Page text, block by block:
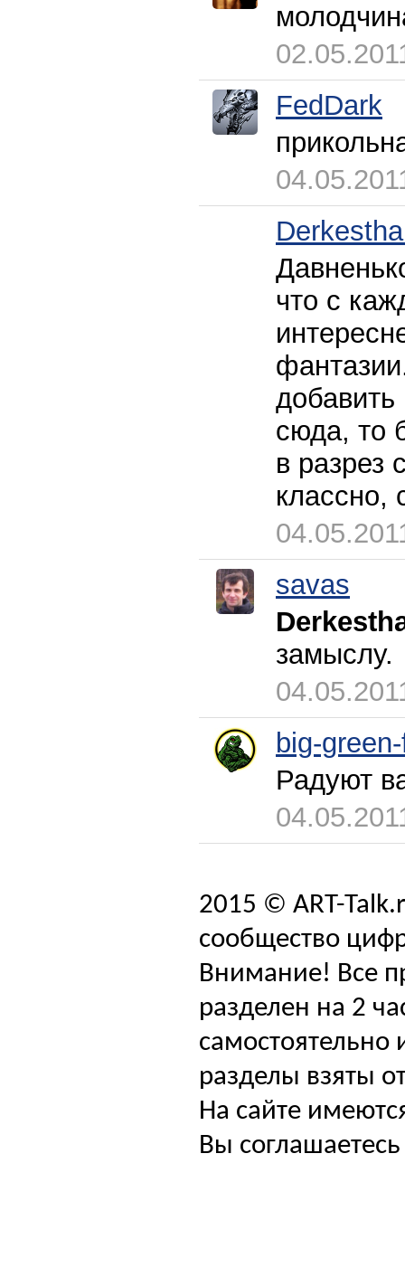
FedDark
что с
сюда, то
в разрез
классно,
savas
замыслу.
big-
Радуют
2015 © ART-
сообщество
Внимание! Все
разделен на 2
самостоятельно
разделы взяты
На сайте
Вы